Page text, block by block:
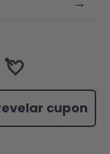
cupon